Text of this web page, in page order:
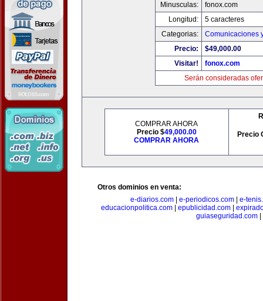
Minusculas:
fonox.com
Longitud:
5 caracteres
Categorias:
Comunicaciones
Precio:
$49,000.00
Visitar!
fonox.com
Serán consideradas
COMPRAR AHORA
Precio $49,000.00
COMPRAR AHORA
Precio
Otros dominios en venta:
e-diarios.com
e-periodicos.com
e-
educacionpolitica.com
epublicidad.com
guiaseguridad.com|